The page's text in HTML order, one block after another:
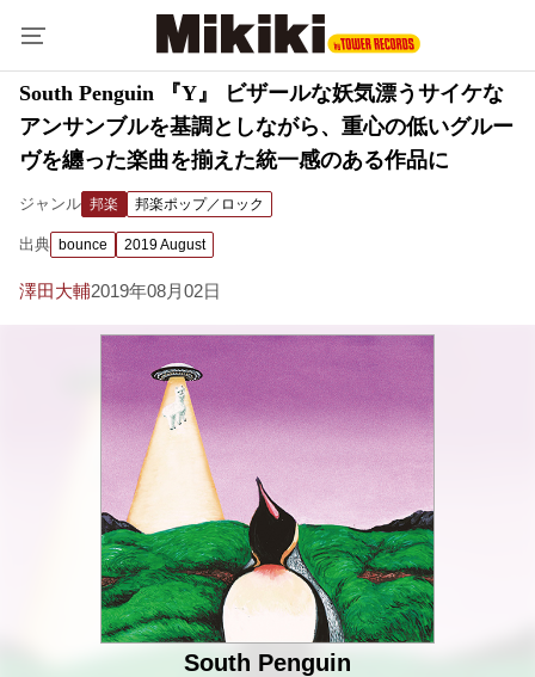
South Penguin 『Y』 ビザールな妖気漂うサイケな
アンサンブルを基調としながら、重心の低いグルー
ヴを纏った楽曲を揃えた統一感のある作品に
ジャンル 邦楽 邦楽ポップ／ロック
出典 bounce 2019 August
澤田大輔2019年08月02日
South Penguin